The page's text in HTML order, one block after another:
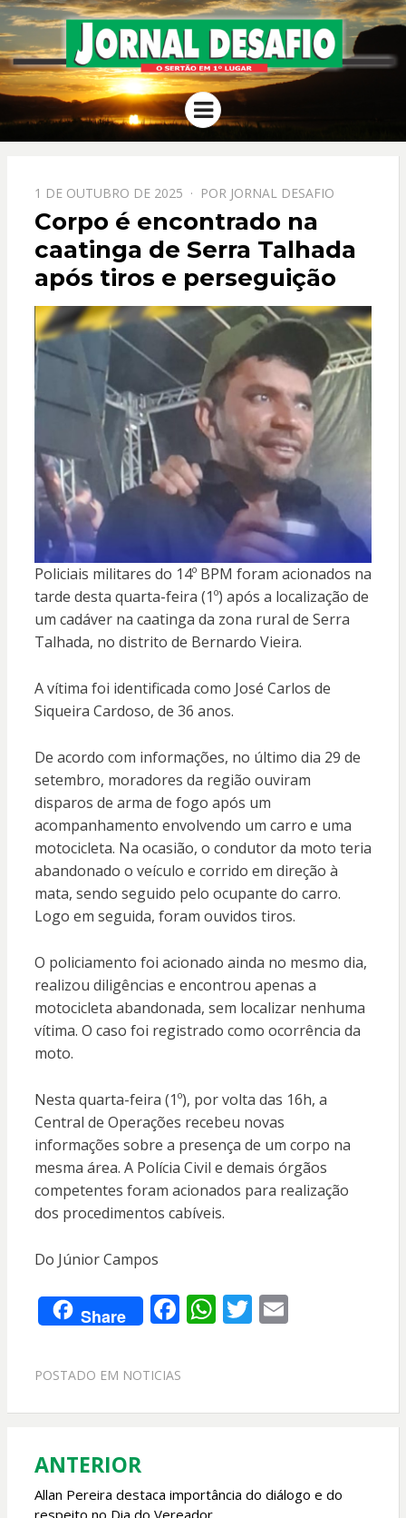
JORNAL
DESAFIO
O Sertão em 1º Lugar
Menu
PPOSTADO
EM
1 DE OUTUBRO DE 2025 POR JORNAL DESAFIO
Corpo é encontrado na
caatinga de Serra Talhada
após tiros e perseguição
Policiais militares do 14º BPM foram acionados na
tarde desta quarta-feira (1º) após a localização de
um cadáver na caatinga da zona rural de Serra
Talhada, no distrito de Bernardo Vieira.
A vítima foi identificada como José Carlos de
Siqueira Cardoso, de 36 anos.
De acordo com informações, no último dia 29 de
setembro, moradores da região ouviram
disparos de arma de fogo após um
acompanhamento envolvendo um carro e uma
motocicleta. Na ocasião, o condutor da moto teria
abandonado o veículo e corrido em direção à
mata, sendo seguido pelo ocupante do carro.
Logo em seguida, foram ouvidos tiros.
O policiamento foi acionado ainda no mesmo dia,
realizou diligências e encontrou apenas a
motocicleta abandonada, sem localizar nenhuma
vítima. O caso foi registrado como ocorrência da
moto.
Nesta quarta-feira (1º), por volta das 16h, a
Central de Operações recebeu novas
informações sobre a presença de um corpo na
mesma área. A Polícia Civil e demais órgãos
competentes foram acionados para realização
dos procedimentos cabíveis.
Do Júnior Campos
Share F
e
o
k
W
A
p
T E
POSTADO EM NOTICIAS
Navegação
de
ANTERIOR
Allan Pereira destaca importância do diálogo e do
respeito no Dia do Vereador